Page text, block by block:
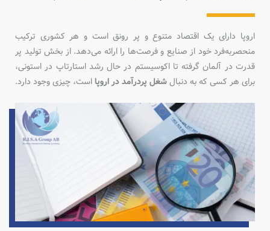
اروپا دارای یک اقتصاد متنوع و پر رونق است و هر کشوری ترکیب
منحصربه‌فرد خود از صنایع و فرصت‌ها را ارائه می‌دهد. از بخش تولید پر
قدرت در آلمان گرفته تا اکوسیستم در حال رشد استارتاپ در استونی،
برای هر کسی که به دنبالشغل پردرآمد در اروپا است، چیزی وجود دارد.